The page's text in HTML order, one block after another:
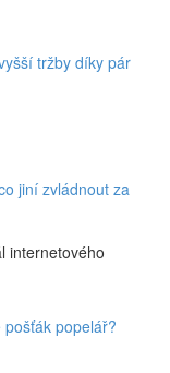
tržby díky pár
jiní zvládnout za
internetového
popelář?